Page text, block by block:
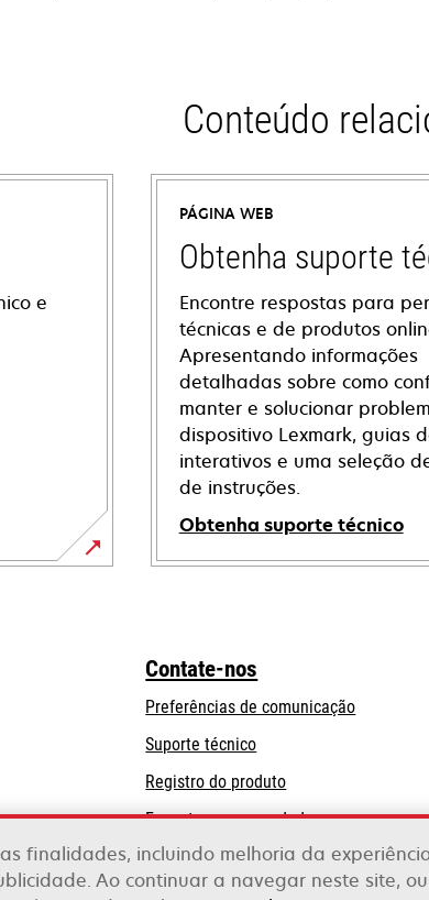
Conteúdo
e
PÁGINA WEB
Obtenha suporte
Encontre respostas para
técnicas e de produtos
Apresentando informações
detalhadas sobre como
manter e solucionar
dispositivo Lexmark, guias
interativos e uma seleção
de instruções.
Obtenha suporte técnico
opens
tab
Contate-nos
Preferências de comunicação
Suporte técnicoopens
in
a
new
tab
Registro do produto
Encontre um revendedor
Lista de atacadistas
finalidades, incluindo melhoria da
Ao continuar a navegar neste site,